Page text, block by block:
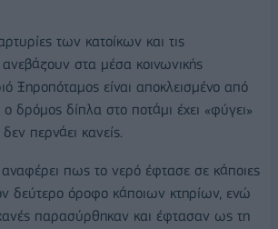
των κατοίκων και τις
στα μέσα κοινωνικής
Ξηροπόταμος είναι αποκλεισμένο από
δρόμος δίπλα στο ποτάμι έχει «φύγει»
περνάει κανείς.
αναφέρει πως το νερό έφτασε σε κάποιες
δεύτερο όροφο κάποιων κτηρίων, ενώ
παρασύρθηκαν και έφτασαν ως τη